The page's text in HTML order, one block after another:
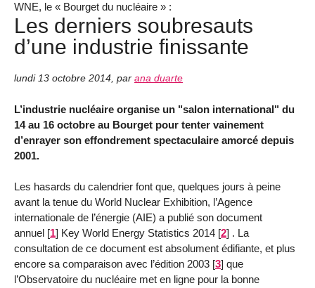
WNE, le « Bourget du nucléaire » :
Les derniers soubresauts
d’une industrie finissante
lundi 13 octobre 2014 par ana duarte
L’industrie nucléaire organise un "salon international" du
14 au 16 octobre au Bourget pour tenter vainement
d’enrayer son effondrement spectaculaire amorcé depuis
2001.
Les hasards du calendrier font que, quelques jours à peine
avant la tenue du World Nuclear Exhibition, l’Agence
internationale de l’énergie (AIE) a publié son document
annuel [1] Key World Energy Statistics 2014 [2] . La
consultation de ce document est absolument édifiante, et plus
encore sa comparaison avec l’édition 2003 [3] que
l’Observatoire du nucléaire met en ligne pour la bonne